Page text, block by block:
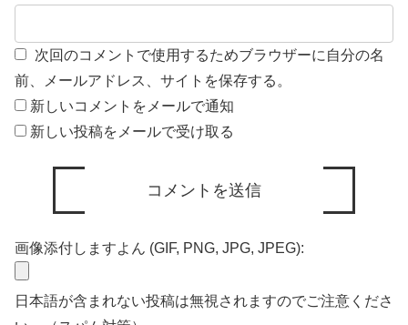
次回のコメントで使用するためブラウザーに自分の名
前、メールアドレス、サイトを保存する。
新しいコメントをメールで通知
新しい投稿をメールで受け取る
画像添付しますよん (GIF, PNG, JPG, JPEG):
日本語が含まれない投稿は無視されますのでご注意くださ